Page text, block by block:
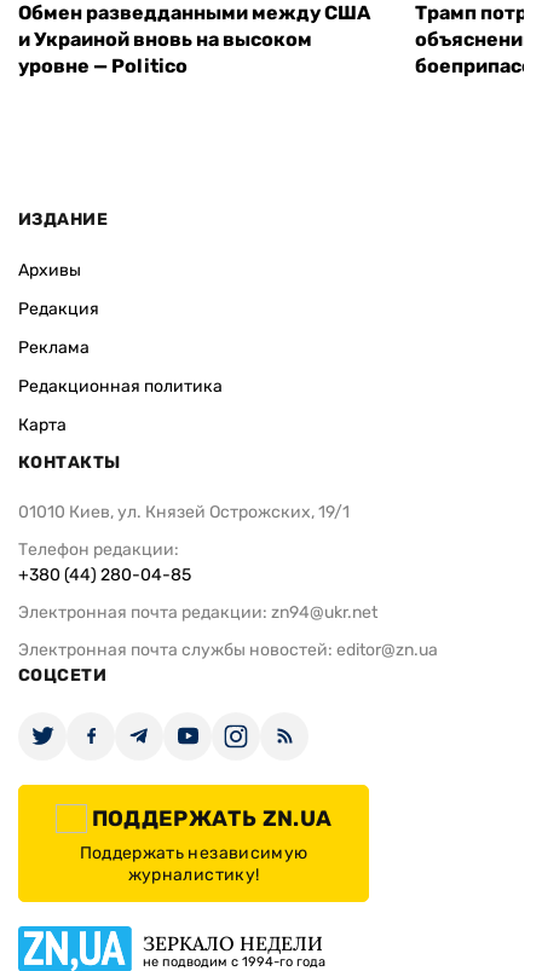
Обмен разведданными между США
и Украиной вновь на высоком
уровне — Politico
Трамп
объяснений
ИЗДАНИЕ
Архивы
Редакция
Реклама
Редакционная политика
Карта
КОНТАКТЫ
01010 Киев, ул. Князей Острожских, 19/1
Телефон редакции:
+380 (44) 280-04-85
Электронная почта редакции: zn94@ukr.net
Электронная почта службы новостей: editor@zn.ua
СОЦСЕТИ
ПОДДЕРЖАТЬ ZN.UA
Поддержать независимую
журналистику!
ЗЕРКАЛО НЕДЕЛИ
не подводим с 1994-го года